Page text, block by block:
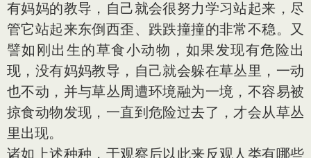
有妈妈的教导，自己就会很努力学习站起来，尽
管它站起来东倒西歪、跌跌撞撞的非常不稳。又
譬如刚出生的草食小动物，如果发现有危险出
现，没有妈妈教导，自己就会躲在草丛里，一动
也不动，并与草丛周遭环境融为一境，不容易被
掠食动物发现，一直到危险过去了，才会从草丛
里出现。
诸如上述种种，于观察后以此来反观人类有哪些